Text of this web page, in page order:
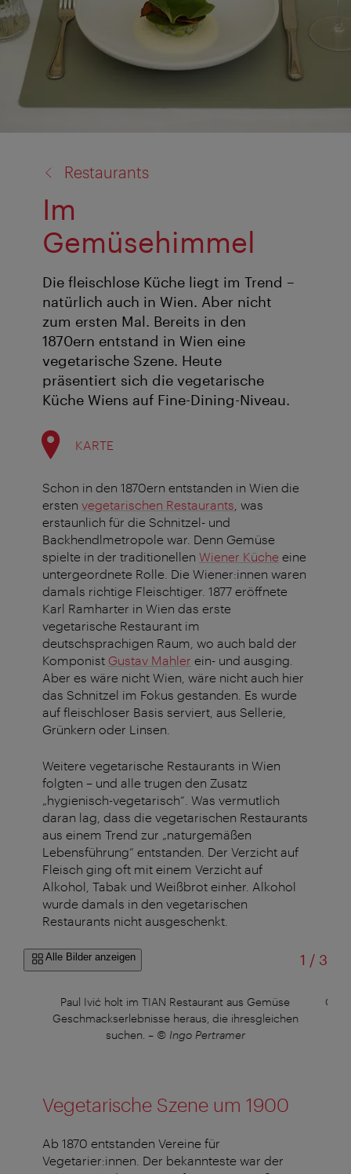
Restaurants
Im
Gemüsehimmel
Die fleischlose Küche liegt im Trend –
natürlich auch in Wien. Aber nicht
zum ersten Mal. Bereits in den
1870ern entstand in Wien eine
vegetarische Szene. Heute
präsentiert sich die vegetarische
Küche Wiens auf Fine-Dining-Niveau.
KARTE
Schon in den 1870ern entstanden in Wien die
ersten vegetarischen Restaurants , was
erstaunlich für die Schnitzel- und
Backhendlmetropole war. Denn Gemüse
spielte in der traditionellen Wiener Küche eine
untergeordnete Rolle. Die Wiener:innen waren
damals richtige Fleischtiger. 1877 eröffnete
Karl Ramharter in Wien das erste
vegetarische Restaurant im
deutschsprachigen Raum, wo auch bald der
Komponist Gustav Mahler ein- und ausging.
Aber es wäre nicht Wien, wäre nicht auch hier
das Schnitzel im Fokus gestanden. Es wurde
auf fleischloser Basis serviert, aus Sellerie,
Grünkern oder Linsen.
Weitere vegetarische Restaurants in Wien
folgten – und alle trugen den Zusatz
„hygienisch-vegetarisch“. Was vermutlich
daran lag, dass die vegetarischen Restaurants
aus einem Trend zur „naturgemäßen
Lebensführung“ entstanden. Der Verzicht auf
Fleisch ging oft mit einem Verzicht auf
Alkohol, Tabak und Weißbrot einher. Alkohol
wurde damals in den vegetarischen
Restaurants nicht ausgeschenkt.
Alle Bilder anzeigen 1 /von
3
Paul Ivić holt im TIAN Restaurant aus Gemüse
Geschmackserlebnisse heraus, die ihresgleichen
suchen. – © Ingo Pertramer
Vegetarische Szene um 1900
Ab 1870 entstanden Vereine für
Vegetarier:innen. Der bekannteste war der